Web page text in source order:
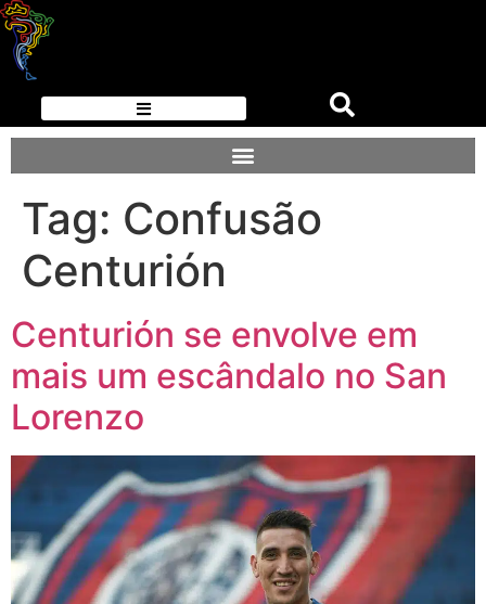
Tag: Confusão
Centurión
Centurión se envolve em
mais um escândalo no San
Lorenzo